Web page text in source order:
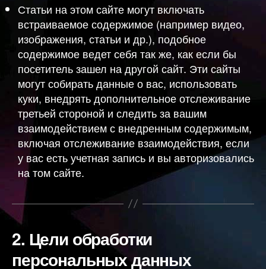
Статьи на этом сайте могут включать
встраиваемое содержимое (например видео,
изображения, статьи и др.), подобное
содержимое ведет себя так же, как если бы
посетитель зашел на другой сайт. Эти сайты
могут собирать данные о вас, использовать
куки, внедрять дополнительное отслеживание
третьей стороной и следить за вашим
взаимодействием с внедренным содержимым,
включая отслеживание взаимодействия, если
у вас есть учетная запись и вы авторизовались
на том сайте.
2. Цели обработки
персональных данных